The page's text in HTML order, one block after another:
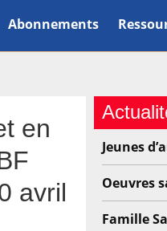
Abonnements
en
avril
Jeunes
Oeuvres
Famille